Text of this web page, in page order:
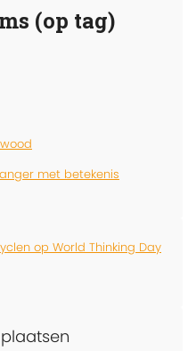
(op tag)
met betekenis
op World Thinking Day